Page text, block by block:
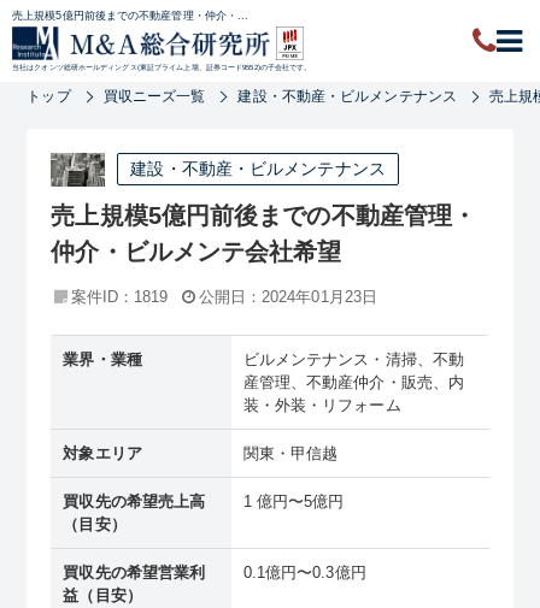
売上規模5億円前後までの不動産管理・仲介・...
当社はクオンツ総研ホールディングス(東証プライム上場、証券コード9552)の子会社です。
トップ 買収ニーズ一覧 建設・不動産・ビルメンテナンス 売上規
建設・不動産・ビルメンテナンス
売上規模5億円前後までの不動産管理・
仲介・ビルメンテ会社希望
案件ID：1819 公開日：2024年01月23日
業界・業種
ビルメンテナンス・清掃、不動
産管理、不動産仲介・販売、内
装・外装・リフォーム
対象エリア 関東・甲信越
買収先の希望売上高
（目安）
1 億円〜5億円
買収先の希望営業利
益（目安）
0.1億円〜0.3億円